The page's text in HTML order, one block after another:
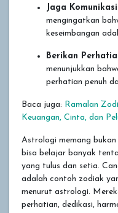
Jaga
mengingatkan
keseimbangan
Berikan
menunjukkan
perhatian penuh
Baca juga: Ramalan
Keuangan, Cinta, dan
Astrologi memang
bisa belajar banyak
yang tulus dan setia.
adalah contoh zodiak
menurut astrologi.
perhatian, dedikasi,